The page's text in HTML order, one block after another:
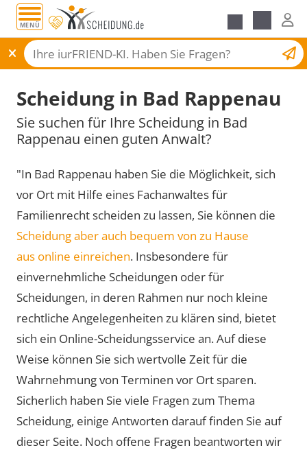
MENÜ
Scheidungsantrag
Scheidung in Bad Rappenau
Sie suchen für Ihre Scheidung in Bad
Rappenau einen guten Anwalt?
"In Bad Rappenau haben Sie die Möglichkeit, sich
vor Ort mit Hilfe eines Fachanwaltes für
Familienrecht scheiden zu lassen, Sie können die
Scheidung aber auch bequem von zu Hause
aus online einreichen. Insbesondere für
einvernehmliche Scheidungen oder für
Scheidungen, in deren Rahmen nur noch kleine
rechtliche Angelegenheiten zu klären sind, bietet
sich ein Online-Scheidungsservice an. Auf diese
Weise können Sie sich wertvolle Zeit für die
Wahrnehmung von Terminen vor Ort sparen.
Sicherlich haben Sie viele Fragen zum Thema
Scheidung, einige Antworten darauf finden Sie auf
dieser Seite. Noch offene Fragen beantworten wir